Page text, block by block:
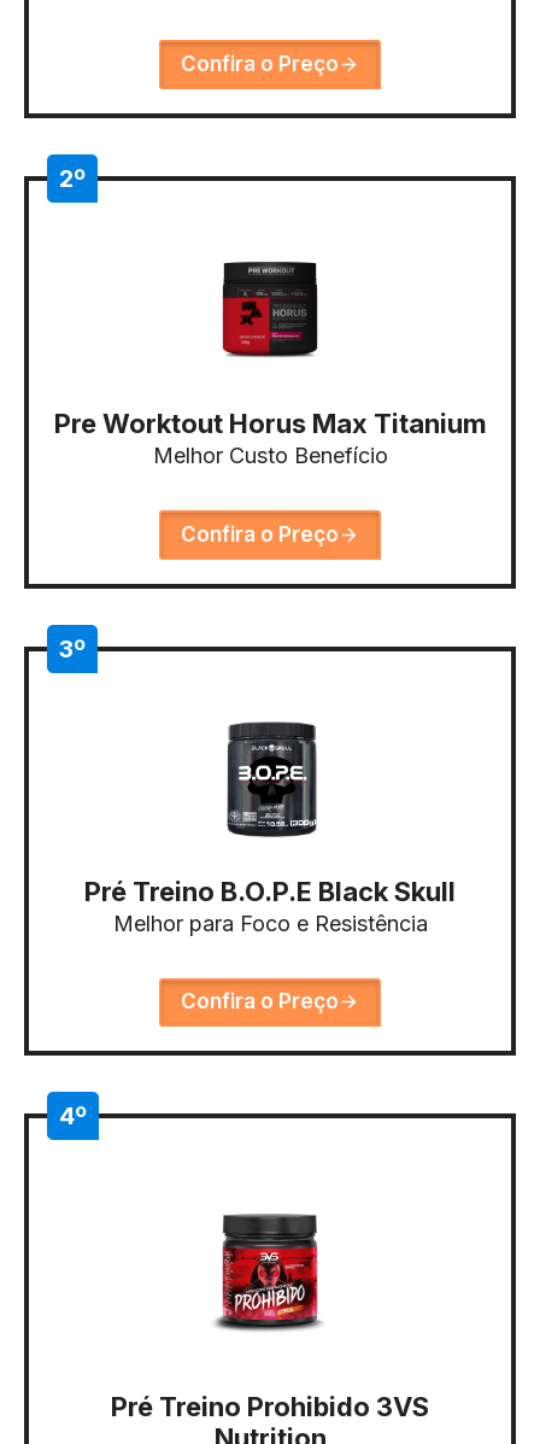
Confira o Preço
2º
Pre Worktout Horus Max Titanium
Melhor Custo Benefício
Confira o Preço
3º
Pré Treino B.O.P.E Black Skull
Melhor para Foco e Resistência
Confira o Preço
4º
Pré Treino Prohibido 3VS